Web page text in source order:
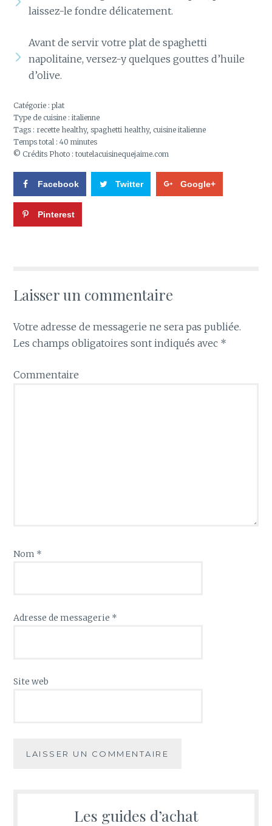
laissez-le fondre délicatement.
Avant de servir votre plat de spaghetti
napolitaine, versez-y quelques gouttes d’huile
d’olive.
Catégorie :plat
Type de cuisine :italienne
Tags : recette healthy,spaghetti healthy, cuisine italienne
Temps total :40 minutes
© Crédits Photo : toutelacuisinequejaime.com
Facebook Twitter Google+
Pinterest
Laisser un commentaire
Votre adresse de messagerie ne sera pas publiée.
Les champs obligatoires sont indiqués avec *
Commentaire
Nom *
Adresse de messagerie *
Site web
Les guides d’achat